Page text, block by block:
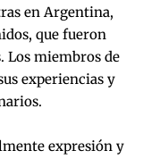
en Argentina,
que fueron
Los miembros de
experiencias y
expresión y